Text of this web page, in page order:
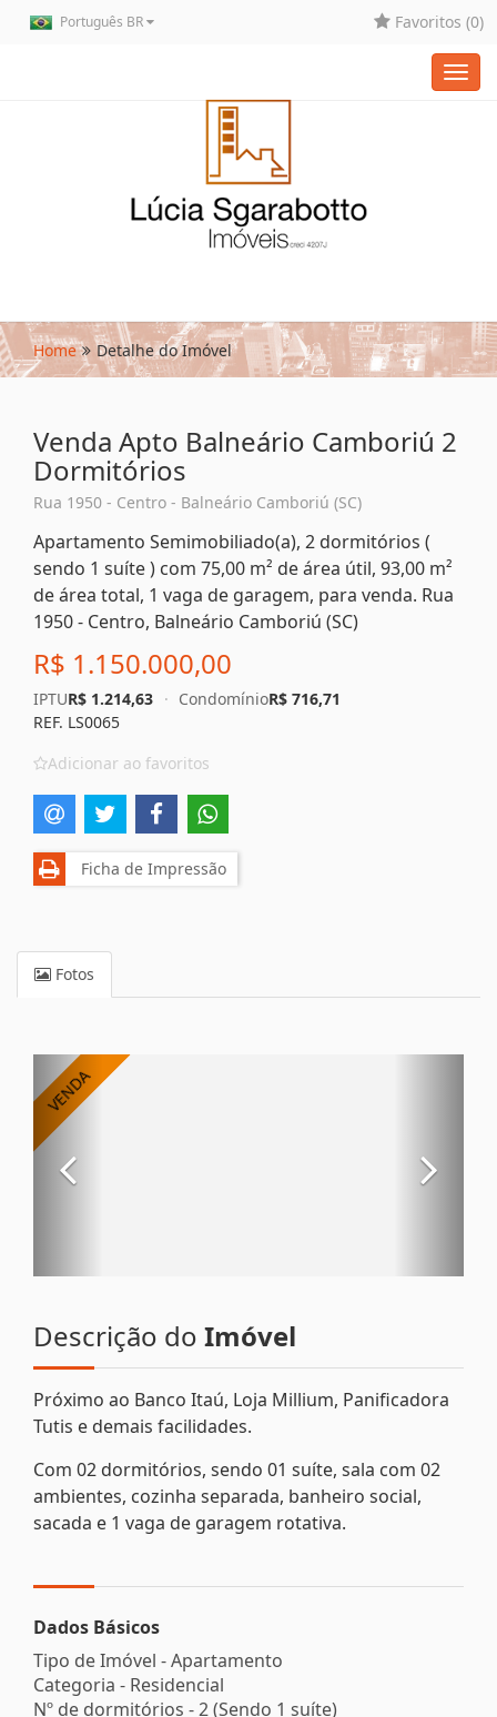
Português BR Favoritos (0)
Home Detalhe do Imóvel
Venda Apto Balneário Camboriú 2
Dormitórios
Rua 1950 - Centro - Balneário Camboriú (SC)
Apartamento Semimobiliado(a), 2 dormitórios (
sendo 1 suíte ) com 75,00 m² de área útil, 93,00 m²
de área total, 1 vaga de garagem, para venda. Rua
1950 - Centro, Balneário Camboriú (SC)
R$ 1.150.000,00
IPTUR$ 1.214,63 · CondomínioR$ 716,71
REF. LS0065
Adicionar ao favoritos
Ficha de Impressão
Fotos
Descrição do Imóvel
Próximo ao Banco Itaú, Loja Millium, Panificadora
Tutis e demais facilidades.
Com 02 dormitórios, sendo 01 suíte, sala com 02
ambientes, cozinha separada, banheiro social,
sacada e 1 vaga de garagem rotativa.
Dados Básicos
Tipo de Imóvel - Apartamento
Categoria - Residencial
Nº de dormitórios - 2 (Sendo 1 suíte)